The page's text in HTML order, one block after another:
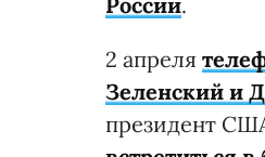
2 апреля
Зеленский и
президент